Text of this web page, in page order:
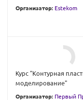
Организатор: Estekom
Курс "Контурная
моделирование"
Организатор: Первый